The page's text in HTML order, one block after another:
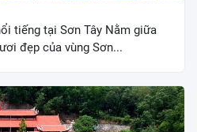
tiếng tại Sơn Tây Nằm giữa
đẹp của vùng Sơn...